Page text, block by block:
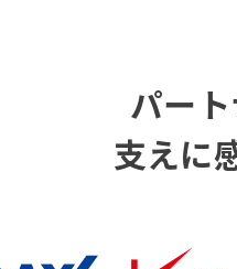
パー
支えに